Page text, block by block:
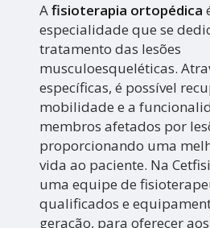
Afisioterapia ortopédica
especialidade que se
tratamento das lesões
musculoesqueléticas.
específicas, é possível
mobilidade e a
membros afetados por
proporcionando uma
vida ao paciente. Na
uma equipe de
qualificados e
geração, para oferecer